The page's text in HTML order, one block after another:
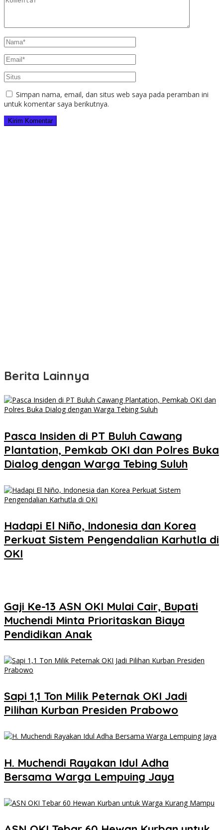
Simpan nama, email, dan situs web saya pada peramban ini
untuk komentar saya berikutnya.
Berita Lainnya
Pasca Insiden di PT Buluh Cawang
Plantation, Pemkab OKI dan Polres Buka
Dialog dengan Warga Tebing Suluh
Hadapi El Niño, Indonesia dan Korea
Perkuat Sistem Pengendalian Karhutla di
OKI
Gaji Ke-13 ASN OKI Mulai Cair, Bupati
Muchendi Minta Prioritaskan Biaya
Pendidikan Anak
Sapi 1,1 Ton Milik Peternak OKI Jadi
Pilihan Kurban Presiden Prabowo
H. Muchendi Rayakan Idul Adha
Bersama Warga Lempuing Jaya